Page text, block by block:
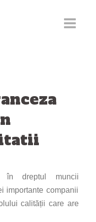
în dreptul muncii
importante companii
calității care are